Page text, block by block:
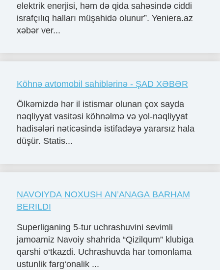
elektrik enerjisi, həm də qida sahəsində ciddi
israfçılıq halları müşahidə olunur”. Yeniera.az
xəbər ver...
Köhnə avtomobil sahiblərinə - ŞAD XƏBƏR
Ölkəmizdə hər il istismar olunan çox sayda
nəqliyyat vasitəsi köhnəlmə və yol-nəqliyyat
hadisələri nəticəsində istifadəyə yararsız hala
düşür. Statis...
NAVOIYDA NOXUSH AN’ANAGA BARHAM
BERILDI
Superliganing 5-tur uchrashuvini sevimli
jamoamiz Navoiy shahrida “Qizilqum” klubiga
qarshi o‘tkazdi. Uchrashuvda har tomonlama
ustunlik farg‘onalik ...